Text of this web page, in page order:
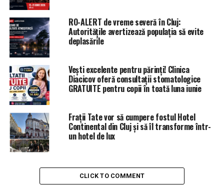
RO-ALERT de vreme severă în Cluj:
Autoritățile avertizează populația să evite
deplasările
Vești excelente pentru părinți! Clinica
Diacicov oferă consultații stomatologice
GRATUITE pentru copii în toată luna iunie
Frații Tate vor să cumpere fostul Hotel
Continental din Cluj și să îl transforme într-
un hotel de lux
CLICK TO COMMENT